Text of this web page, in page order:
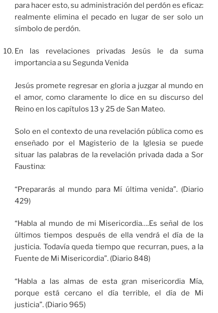
para hacer esto, su administración del perdón es eficaz:
realmente elimina el pecado en lugar de ser solo un
símbolo de perdón.
En las revelaciones privadas Jesús le da suma
importancia a su Segunda Venida
Jesús promete regresar en gloria a juzgar al mundo en
el amor, como claramente lo dice en su discurso del
Reino en los capítulos 13 y 25 de San Mateo.
Solo en el contexto de una revelación pública como es
enseñado por el Magisterio de la Iglesia se puede
situar las palabras de la revelación privada dada a Sor
Faustina:
“Prepararás al mundo para Mí última venida”. (Diario
429)
“Habla al mundo de mi Misericordia….Es señal de los
últimos tiempos después de ella vendrá el día de la
justicia. Todavía queda tiempo que recurran, pues, a la
Fuente de Mi Misericordia”. (Diario 848)
“Habla a las almas de esta gran misericordia Mía,
porque está cercano el día terrible, el día de Mi
justicia”. (Diario 965)